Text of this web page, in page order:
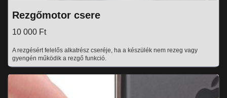
Rezgőmotor csere
10 000 Ft
A rezgésért felelős alkatrész cseréje, ha a készülék nem rezeg vagy
gyengén működik a rezgő funkció.